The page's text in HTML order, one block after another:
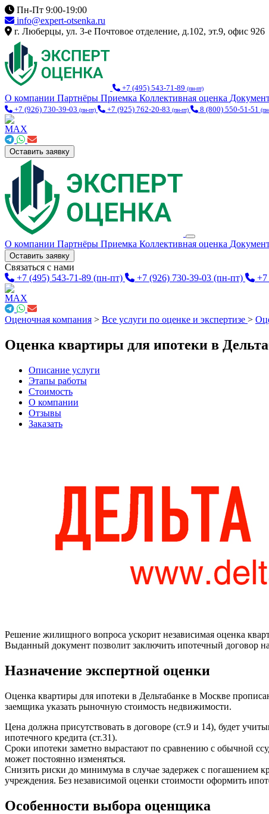
Пн-Пт 9:00-19:00
info@expert-otsenka.ru
г. Люберцы, ул. 3-е Почтовое отделение, д.102, эт.9, офис 926
+7 (495) 543-71-89 (пн-пт)
О компании Партнёры Приемка Коллективная оценка
+7 (926) 730-39-03 (пн-пт) +7 (925) 762-20-83 (пн-пт) 8 (800) 550-51-51
Оставить заявку
О компании Партнёры Приемка Коллективная оценка
Оставить заявку
Связаться с нами
+7 (495) 543-71-89 (пн-пт) +7 (926) 730-39-03 (пн-пт) +7
Оценочная компания > Все услуги по оценке и экспертизе >
Оценка квартиры для ипотеки в
Описание услуги
Этапы работы
Стоимость
О компании
Отзывы
Заказать
Решение жилищного вопроса ускорит независимая оценка
Выданный документ позволит заключить ипотечный договор
Назначение экспертной оценки
Оценка квартиры для ипотеки в Дельтабанке в Москве
заемщика указать рыночную стоимость недвижимости.
Цена должна присутствовать в договоре (ст.9 и 14), будет
ипотечного кредита (ст.31).
Сроки ипотеки заметно вырастают по сравнению с обычной
может постоянно изменяться.
Снизить риски до минимума в случае задержек с погашением
учреждения. Без независимой оценки стоимости оформить
Особенности выбора оценщика